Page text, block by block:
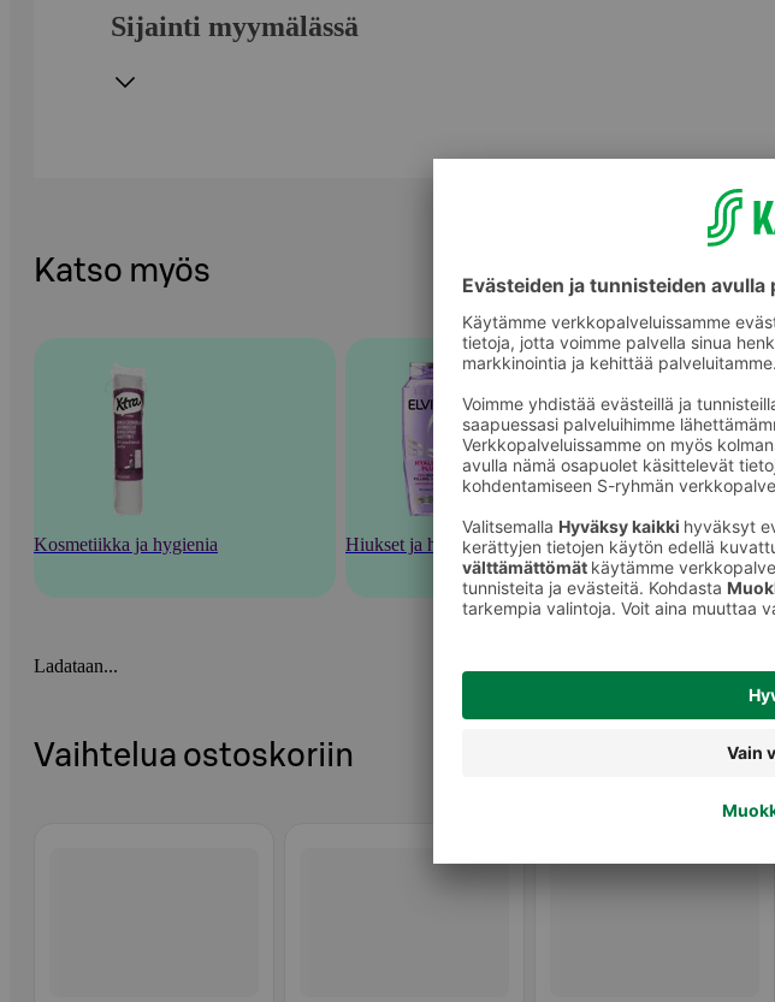
Sijainti myymälässä
Katso myös
Kosmetiikka ja hygienia Hiukset ja hiustenhoito Hoitoaineet
Ladataan...
Vaihtelua ostoskoriin